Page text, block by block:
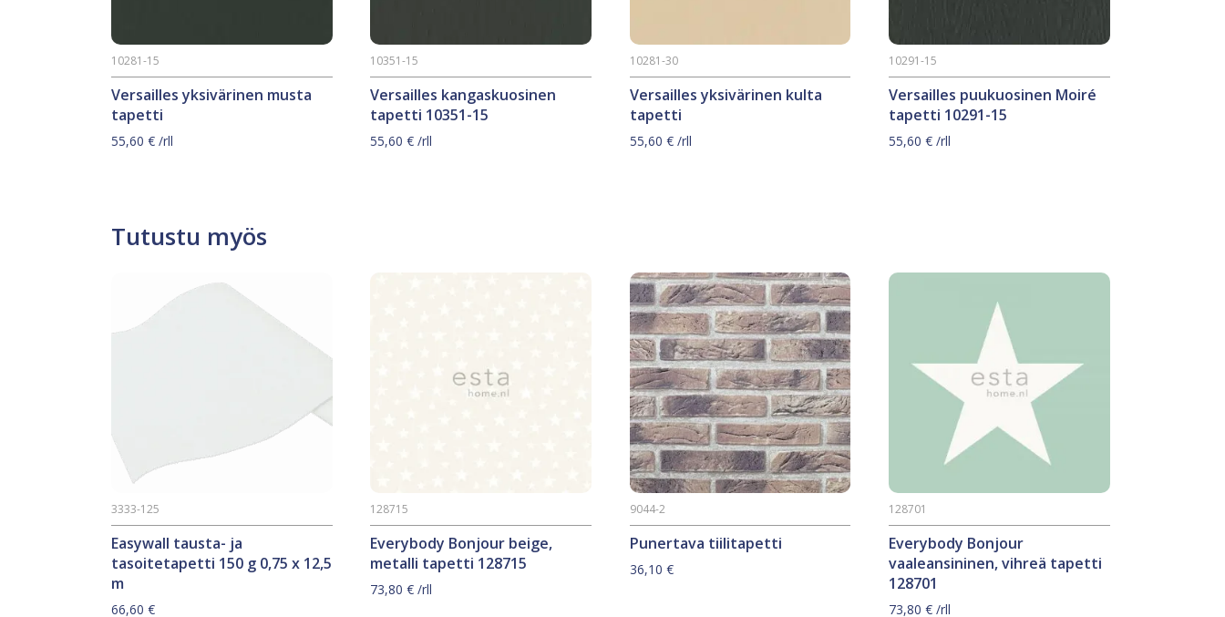
Versailles yksivärinen musta
tapetti
10281-15
55,60 € /rll
Versailles kangaskuosinen
tapetti 10351-15
10351-15
55,60€ /rll
Versailles yksivärinen kulta
tapetti
10281-30
55,60 €/rll
Versailles puukuosinen Moiré
tapetti 10291-15
10291-15
55,60€ /rll
Tutustu myös
Easywall tausta- ja
tasoitetapetti 150 g 0,75 x 12,5
m
3333-125
66,60 €
Everybody Bonjour beige,
metalli tapetti 128715
128715
73,80€ /rll
Punertava tiilitapetti
9044-2
36,10 €
Everybody Bonjour
vaaleansininen, vihreä tapetti
128701
128701
73,80€ /rll